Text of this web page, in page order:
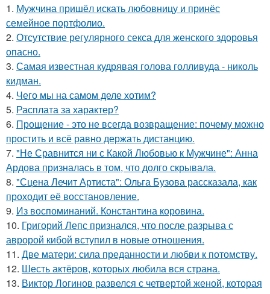
1. Мужчина пришёл искать любовницу и принёс
семейное портфолио.
2. Отсутствие регулярного секса для женского здоровья
опасно.
3. Самая известная кудрявая голова голливуда - николь
кидман.
4. Чего мы на самом деле хотим?
5. Расплата за характер?
6. Прощение - это не всегда возвращение: почему можно
простить и всё равно держать дистанцию.
7. "Не Сравнится ни с Какой Любовью к Мужчине": Анна
Ардова призналась в том, что долго скрывала.
8. "Сцена Лечит Артиста": Ольга Бузова рассказала, как
проходит её восстановление.
9. Из воспоминаний. Константина коровина.
10. Григорий Лепс признался, что после разрыва с
авророй кибой вступил в новые отношения.
11. Две матери: сила преданности и любви к потомству.
12. Шесть актёров, которых любила вся страна.
13. Виктор Логинов развелся с четвертой женой, которая